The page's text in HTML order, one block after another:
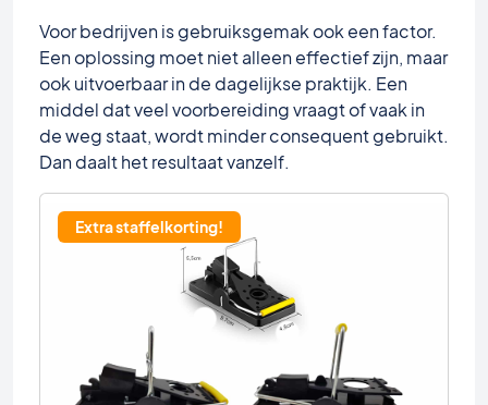
Voor bedrijven is gebruiksgemak ook een factor.
Een oplossing moet niet alleen effectief zijn, maar
ook uitvoerbaar in de dagelijkse praktijk. Een
middel dat veel voorbereiding vraagt of vaak in
de weg staat, wordt minder consequent gebruikt.
Dan daalt het resultaat vanzelf.
Extra staffelkorting!